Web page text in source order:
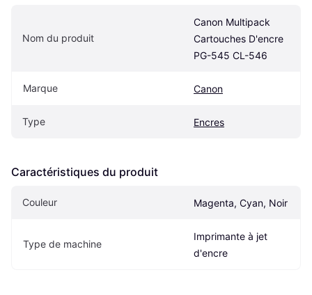
Nom du produit
Canon Multipack
Cartouches D'encre
PG-545 CL-546
Marque Canon
Type Encres
Caractéristiques du produit
Couleur Magenta, Cyan, Noir
Type de machine
Imprimante à jet
d'encre